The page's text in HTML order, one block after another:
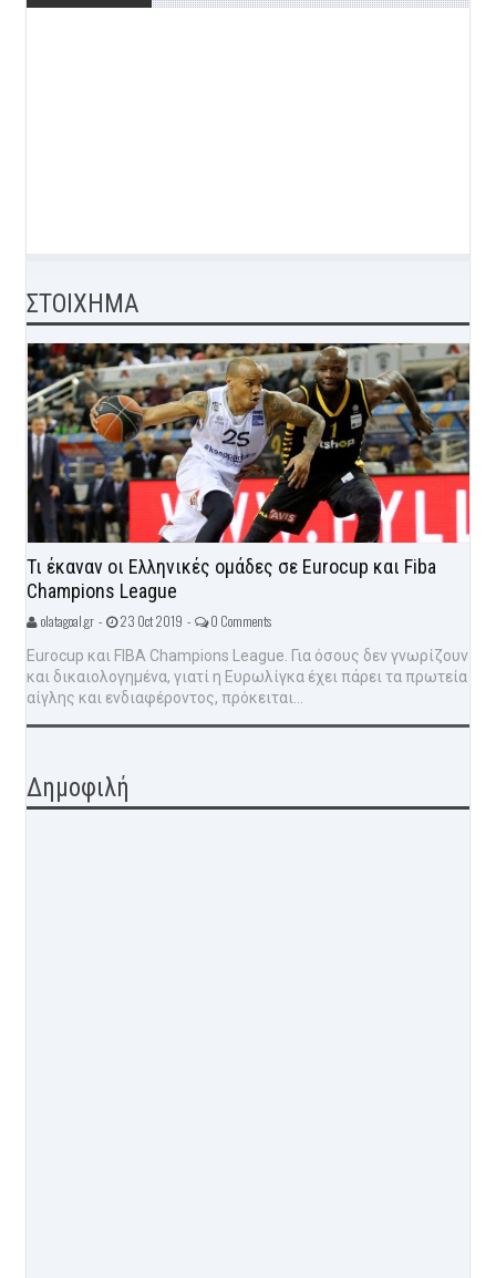
ΣΤΟΙΧΗΜΑ
Τι έκαναν οι Ελληνικές ομάδες σε Eurocup και Fiba
Champions League
olatagoal.gr - 23 Oct 2019 - 0 Comments
Eurocup και FIBA Champions League. Για όσους δεν γνωρίζουν
και δικαιολογημένα, γιατί η Ευρωλίγκα έχει πάρει τα πρωτεία
αίγλης και ενδιαφέροντος, πρόκειται...
Δημοφιλή